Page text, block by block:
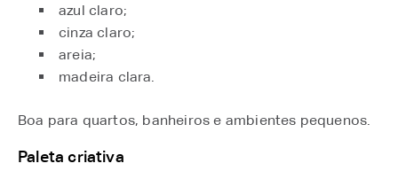
azul claro;
cinza claro;
areia;
madeira clara.
Boa para quartos, banheiros e ambientes pequenos.
Paleta criativa